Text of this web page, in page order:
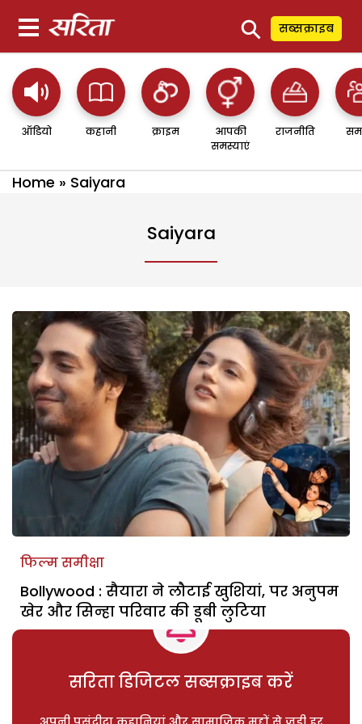
⚲ सब्सक्राइब
ऑडियो कहानी क्राइम
आपकी
समस्याएं
राजनीति
Home » Saiyara
Saiyara
फिल्म समीक्षा
Bollywood : सैयारा ने लौटाई खुशियां, पर अनुपम
खेर और सिन्हा परिवार की डूबी लुटिया
सरिता डिजिटल सब्सक्राइब करें